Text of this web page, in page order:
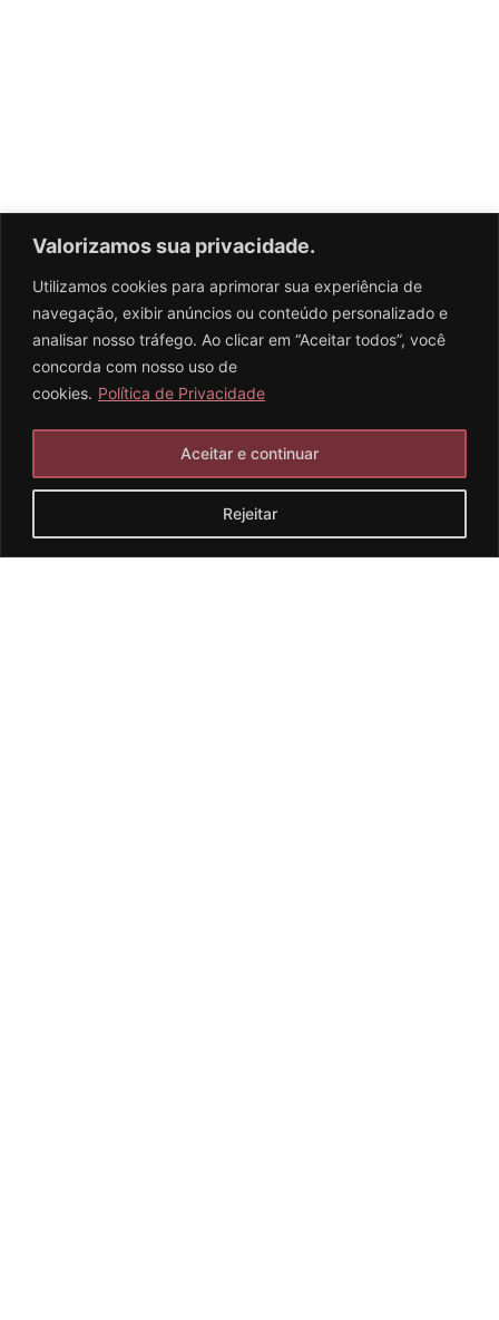
Valorizamos sua privacidade.
Utilizamos cookies para aprimorar sua experiência de
navegação, exibir anúncios ou conteúdo personalizado e
analisar nosso tráfego. Ao clicar em “Aceitar todos”, você
concorda com nosso uso de
cookies. Política de Privacidade
Rejeitar
Aceitar e continuar